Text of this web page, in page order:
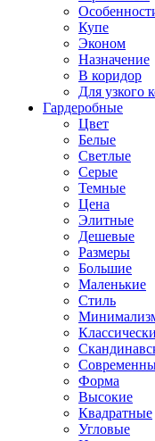
Купе
Эконом
Назначение
В коридор
Для узкого
Гардеробные
Цвет
Белые
Светлые
Серые
Темные
Цена
Элитные
Дешевые
Размеры
Большие
Маленькие
Стиль
Форма
Высокие
Квадратные
Угловые